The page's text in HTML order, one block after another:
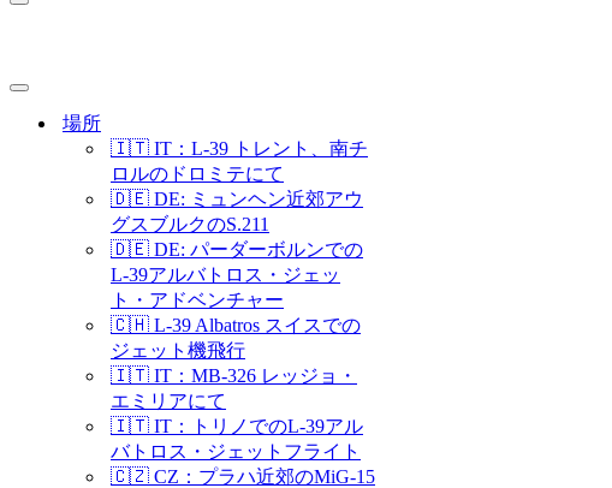
ナ
シ
ナ
場所
🇮🇹 IT：L-39 トレント、南チ
ロルのドロミテにて
🇩🇪 DE: ミュンヘン近郊アウ
グスブルクのS.211
🇩🇪 DE: パーダーボルンでの
L-39アルバトロス・ジェッ
ト・アドベンチャー
🇨🇭 L-39 Albatros スイスでの
ジェット機飛行
🇮🇹 IT：MB-326 レッジョ・
エミリアにて
🇮🇹 IT：トリノでのL-39アル
バトロス・ジェットフライト
🇨🇿 CZ：プラハ近郊のMiG-15